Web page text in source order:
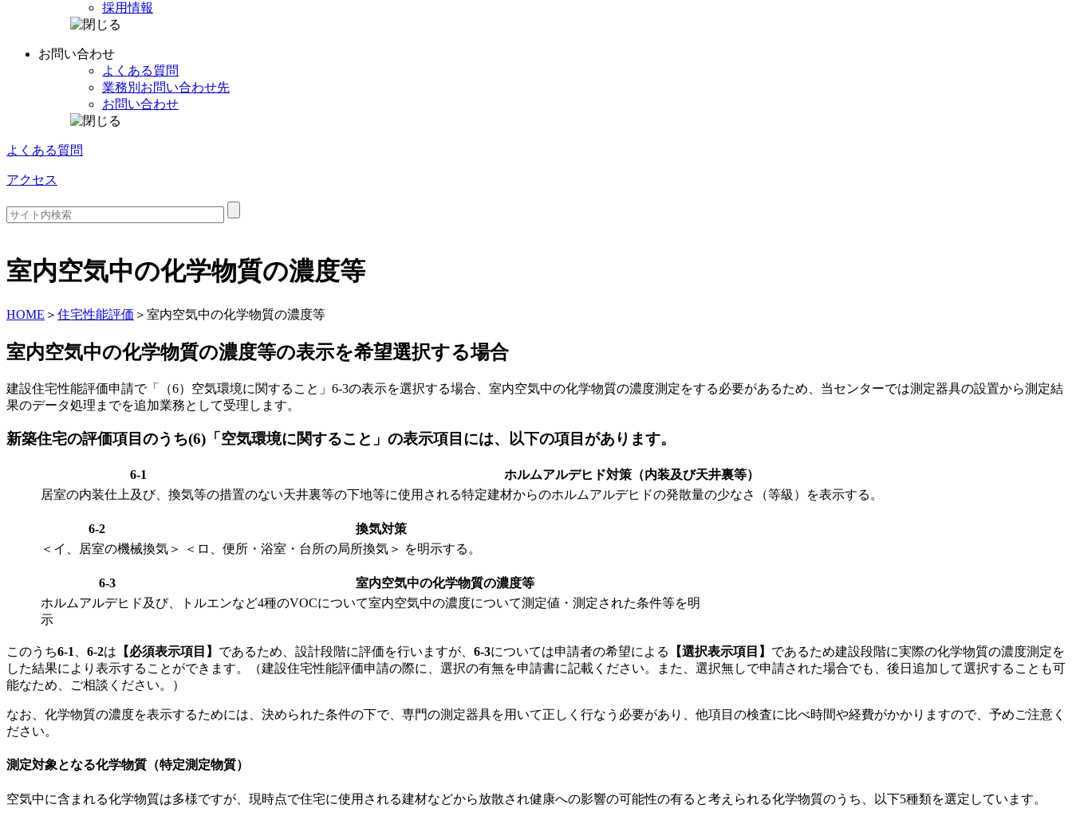
採用情報
お問い合わせ
よくある質問
業務別 お問い合わせ先
お問い合わせ
よくある質問
アクセス
室内空気中の化学物質の濃度等
HOME ＞ 住宅性能評価 ＞ 室内空気中の化学物質の濃度等
室内空気中の化学物質の濃度等の表示を希望選択する場合
建設住宅性能評価申請で「（6）空気環境に関すること」6-3の表示を選択する場合、室内空気中の化学物質の濃度測定をする必要があるため、当センターでは測定器具の設置から測定結
果のデータ処理までを追加業務として受理します。
新築住宅の評価項目のうち(6)「空気環境に関すること」の表示項目には、以下の項目があります。
6-1
ホルムアルデヒド対策（内装及び天井裏等）
居室の内装仕上及び、換気等の措置のない天井裏等の下地等に使用される特定建材からのホルムアルデヒドの発散量の少なさ（等級）を表示する。
6-2
換気対策
＜イ、居室の機械換気＞ ＜ロ、便所・浴室・台所の局所換気＞ を明示する。
6-3
室内空気中の化学物質の濃度等
ホルムアルデヒド及び、トルエンなど4種のVOCについて室内空気中の濃度について測定値・測定された条件等を明
示
このうち6-1 6-2は 【必須表示項目】 であるため、設計段階に評価を行いますが、 6-3については申請者の希望による 【選択表示項目】 であるため建設段階に実際の化学物質の濃度測定を
した結果により表示することができます。（建設住宅性能評価申請の際に、選択の有無を申請書に記載ください。また、選択無しで申請された場合でも、後日追加して選択することも可
能なため、ご相談ください。）
なお、化学物質の濃度を表示するためには、決められた条件の下で、専門の測定器具を用いて正しく行なう必要があり、他項目の検査に比べ時間や経費がかかりますので、予めご注意く
ださい。
測定対象となる化学物質（特定測定物質）
空気中に含まれる化学物質は多様ですが、現時点で住宅に使用される建材などから放散され健康への影響の可能性の有ると考えられる化学物質のうち、以下5種類を選定しています。